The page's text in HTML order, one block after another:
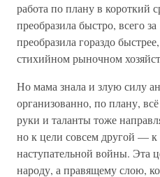
работа по плану в короткий
преобразила быстро, всего
преобразила гораздо
стихийном рыночном
Но мама знала и злую силу
организованно, по плану,
руки и таланты тоже
но к цели совсем другой — к
наступательной войны. Эта
народу, а правящему слою,